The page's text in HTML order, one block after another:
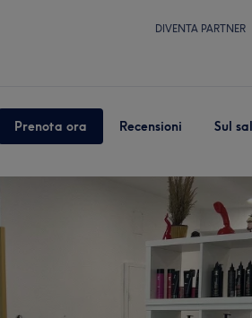
DIVENTA PARTNER
Prenota ora Recensioni Sul